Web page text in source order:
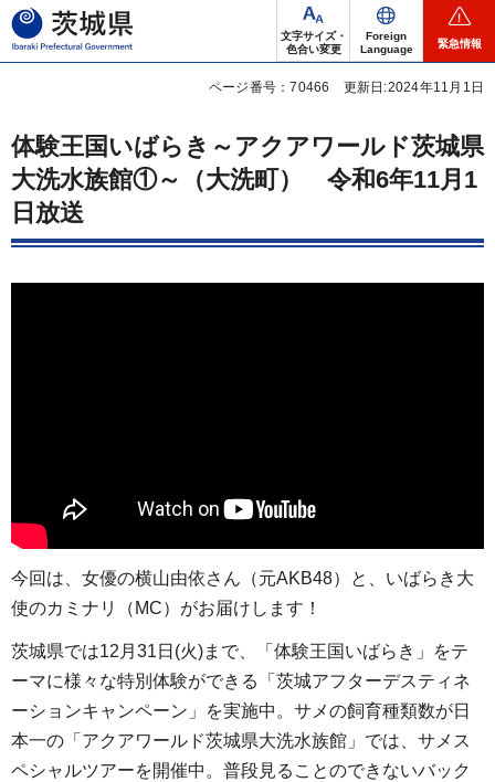
茨城県
文字サイズ・
色合い変更
Foreign
Language
緊急情報
ページ番号：70466 更新日:2024年11月1日
体験王国いばらき～アクアワールド茨城県
大洗水族館①～（大洗町）
令和6年11月1
日放送
今回は、女優の横山由依さん（元AKB48）と、いばらき大
使のカミナリ（MC）がお届けします！
茨城県では12月31日(火)まで、「体験王国いばらき」をテ
ーマに様々な特別体験ができる「茨城アフターデスティネ
ーションキャンペーン」を実施中。サメの飼育種類数が日
本一の「アクアワールド茨城県大洗水族館」では、サメス
ペシャルツアーを開催中。普段見ることのできないバック